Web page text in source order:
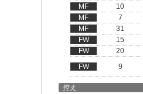
MF
10
MF
7
MF
31
FW
15
FW
20
FW
9
控え